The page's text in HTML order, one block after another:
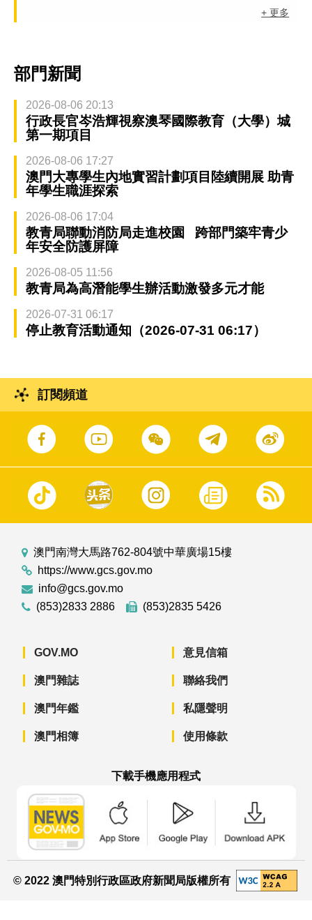
+ 更多
部門新聞
2026-08-06 20:13
行政長官岑浩輝視察澳琴國際教育（大學）城
第一期項目
2026-08-06 17:27
澳門大專學生內地實習計劃項目陸續開展 助青
年學生職涯探索
2026-08-06 17:04
教青局聯動消防局走進校園 跨部門築牢青少
年安全防護屏障
2026-08-05 11:56
教青局為高潛能學生辦活動激發多元才能
2026-07-31 06:17
停止教育活動通知（2026-07-31 06:17）
訂閱頻道
澳門南灣大馬路762-804號中華廣場15樓
https://www.gcs.gov.mo
info@gcs.gov.mo
(853)2833 2886
(853)2835 5426
GOV.MO
澳門雜誌
澳門年鑑
澳門相簿
意見信箱
聯絡我們
私隱聲明
使用條款
下載手機應用程式
© 2022 澳門特別行政區政府新聞局版權所有